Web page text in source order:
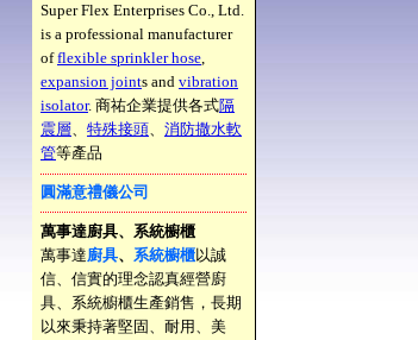
Super Flex Enterprises Co., Ltd.
is a professional manufacturer
offlexible sprinkler hose,
expansion joints and vibration
isolator. 商祐企業提供各式隔
震層、 特殊接頭、 消防撒水軟
管等產品
圓滿意禮儀公司
萬事達廚具、系統櫥櫃
萬事達廚具、 系統櫥櫃以誠
信、信實的理念認真經營廚
具、系統櫥櫃生產銷售，長期
以來秉持著堅固、耐用、美